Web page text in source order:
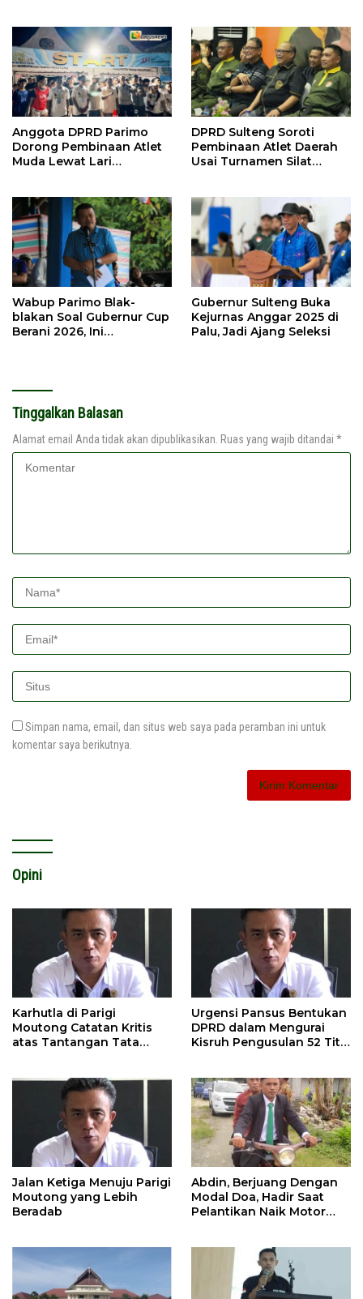
Anggota DPRD Parimo
Dorong Pembinaan Atlet
Muda Lewat Lari
DPRD Sulteng Soroti
Pembinaan Atlet Daerah
Usai Turnamen Silat
Wabup Parimo Blak-
blakan Soal Gubernur Cup
Berani 2026, Ini
Gubernur Sulteng Buka
Kejurnas Anggar 2025 di
Palu, Jadi Ajang Seleksi
Tinggalkan Balasan
Alamat email Anda tidak akan dipublikasikan. Ruas yang wajib ditandai *
Simpan nama, email, dan situs web saya pada peramban ini untuk
komentar saya berikutnya.
Opini
Karhutla di Parigi
Moutong Catatan Kritis
atas Tantangan Tata
Urgensi Pansus Bentukan
DPRD dalam Mengurai
Kisruh Pengusulan 52 Titik
Jalan Ketiga Menuju Parigi
Moutong yang Lebih
Beradab
Abdin, Berjuang Dengan
Modal Doa, Hadir Saat
Pelantikan Naik Motor